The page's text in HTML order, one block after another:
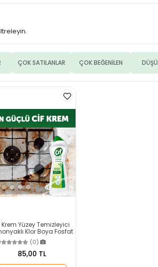
ÇOK SATILANLAR ÇOK BEĞENİLEN
Krem Yüzey Temizleyici
Klor Boya Fosfat
Içermez 750 ml
(0)
85,00 TL